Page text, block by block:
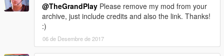
@TheGrandPlay Please remove my mod from your
archive, just include credits and also the link. Thanks!
:)
06 de Desembre de 2017